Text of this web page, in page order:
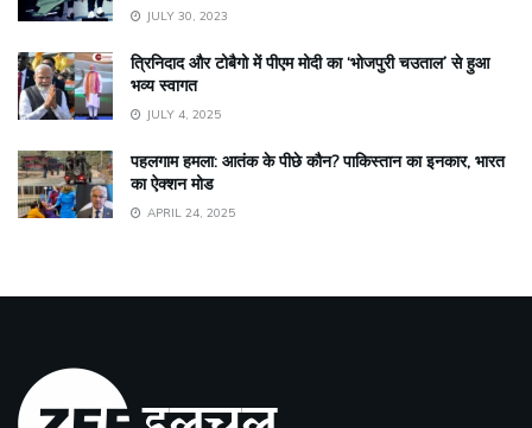
JULY 30, 2023
त्रिनिदाद और टोबैगो में पीएम मोदी का ‘भोजपुरी चउताल’ से हुआ
भव्य स्वागत
JULY 4, 2025
पहलगाम हमला: आतंक के पीछे कौन? पाकिस्तान का इनकार, भारत
का ऐक्शन मोड
APRIL 24, 2025